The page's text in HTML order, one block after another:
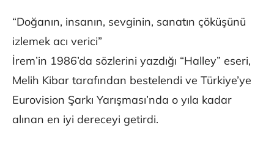
“Doğanın, insanın, sevginin, sanatın çöküşünü
izlemek acı verici”
İrem’in 1986’da sözlerini yazdığı “Halley” eseri,
Melih Kibar tarafından bestelendi ve Türkiye’ye
Eurovision Şarkı Yarışması’nda o yıla kadar
alınan en iyi dereceyi getirdi.